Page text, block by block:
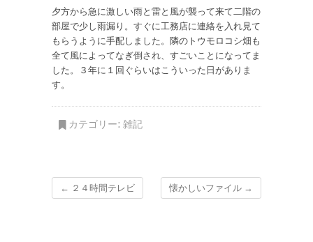
夕方から急に激しい雨と雷と風が襲って来て二階の
部屋で少し雨漏り。すぐに工務店に連絡を入れ見て
もらうように手配しました。隣のトウモロコシ畑も
全て風によってなぎ倒され、すごいことになってま
した。３年に１回ぐらいはこういった日がありま
す。
カテゴリー: 雑記
← ２４時間テレビ 懐かしいファイル →